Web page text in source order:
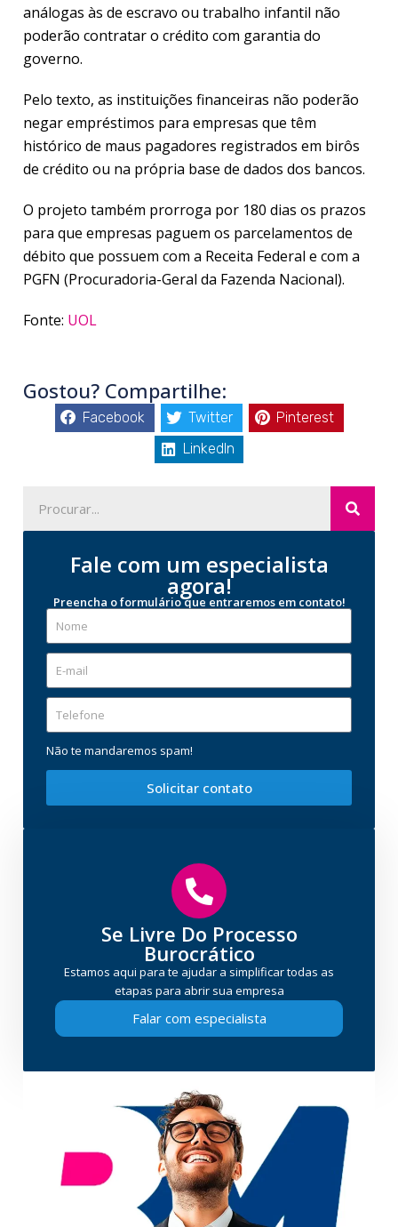
análogas às de escravo ou trabalho infantil não
poderão contratar o crédito com garantia do
governo.
Pelo texto, as instituições financeiras não poderão
negar empréstimos para empresas que têm
histórico de maus pagadores registrados em birôs
de crédito ou na própria base de dados dos bancos.
O projeto também prorroga por 180 dias os prazos
para que empresas paguem os parcelamentos de
débito que possuem com a Receita Federal e com a
PGFN (Procuradoria-Geral da Fazenda Nacional).
Fonte: UOL
Gostou? Compartilhe:
Facebook Twitter
Pinterest
LinkedIn
Fale com um especialista
agora!
Preencha o formulário que entraremos em contato!
Não te mandaremos spam!
Solicitar contato
Se Livre Do Processo
Burocrático
Estamos aqui para te ajudar a simplificar todas as
etapas para abrir sua empresa
Falar com especialista